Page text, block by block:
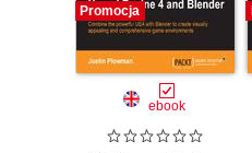
Promocja
ebook